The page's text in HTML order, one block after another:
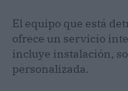
El equipo que está
ofrece un servicio
incluye instalación,
personalizada.